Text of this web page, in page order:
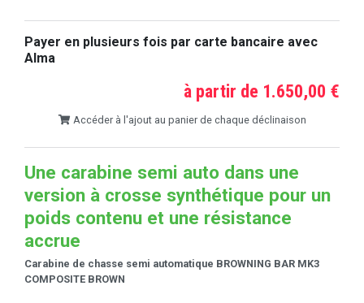
Payer en plusieurs fois par carte bancaire avec
Alma
à partir de 1.650,00 €
Accéder à l'ajout au panier de chaque déclinaison
Une carabine semi auto dans une
version à crosse synthétique pour un
poids contenu et une résistance
accrue
Carabine de chasse semi automatique BROWNING BAR MK3
COMPOSITE BROWN